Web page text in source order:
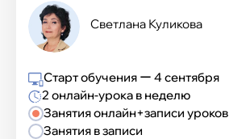
Светлана Куликова
Занятия онлайн+записи уроков
Занятия в записи
Старт обучения ー 4 сентября
2 онлайн-урока в неделю